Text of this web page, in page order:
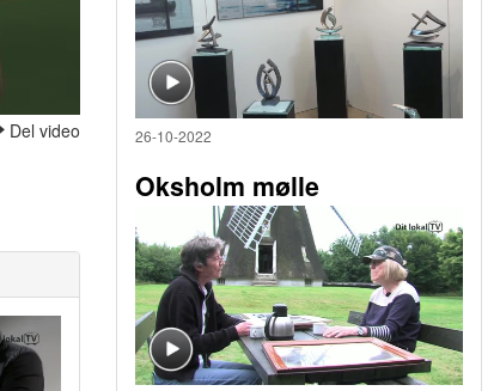
Del video 26-10-2022
Oksholm mølle